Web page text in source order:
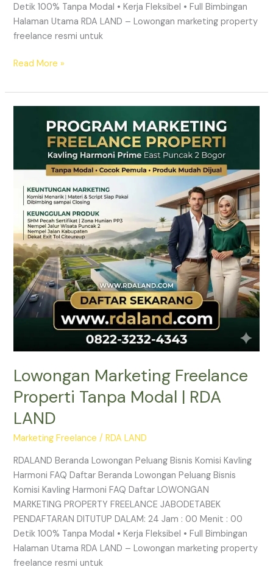
Detik 100% Tanpa Modal • Kerja Fleksibel • Full Bimbingan
Halaman Utama RDA LAND – Lowongan marketing property
freelance resmi untuk
Read More »
Lowongan Marketing Freelance
Properti Tanpa Modal | RDA
LAND
Marketing Freelance /RDA LAND
RDALAND Beranda Lowongan Peluang Bisnis Komisi Kavling
Harmoni FAQ Daftar Beranda Lowongan Peluang Bisnis
Komisi Kavling Harmoni FAQ Daftar LOWONGAN
MARKETING PROPERTY FREELANCE JABODETABEK
PENDAFTARAN DITUTUP DALAM: 24 Jam : 00 Menit : 00
Detik 100% Tanpa Modal • Kerja Fleksibel • Full Bimbingan
Halaman Utama RDA LAND – Lowongan marketing property
freelance resmi untuk
Marketing
Freelance
Tanpa
Modal
RDA
LAND